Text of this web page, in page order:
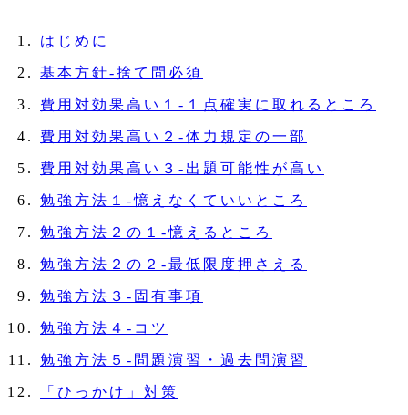
はじめに
基本方針‐捨て問必須
費用対効果高い１‐１点確実に取れるところ
費用対効果高い２‐体力規定の一部
費用対効果高い３‐出題可能性が高い
勉強方法１‐憶えなくていいところ
勉強方法２の１‐憶えるところ
勉強方法２の２‐最低限度押さえる
勉強方法３‐固有事項
勉強方法４‐コツ
勉強方法５‐問題演習・過去問演習
「ひっかけ」対策